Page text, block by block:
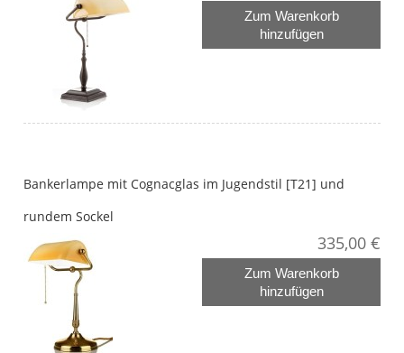
Zum Warenkorb
hinzufügen
Bankerlampe mit Cognacglas im Jugendstil [T21] und
rundem Sockel
335,00 €
Zum Warenkorb
hinzufügen